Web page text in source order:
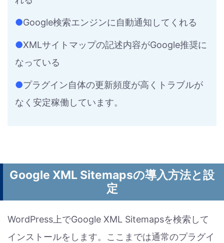
●Google検索エンジンに自動通知してくれる
●XMLサイトマップの記述内容がGoogle推奨に
なっている
●プラグイン自体の更新頻度が高くトラブルが
なく安定稼働しています。
Google XML Sitemapsの導入方法と設
定
WordPress上でGoogle XML Sitemapsを検索して
インストールをします。ここまでは通常のプラグイ